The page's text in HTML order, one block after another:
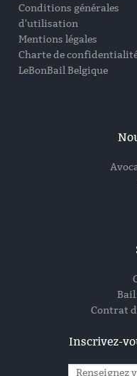
Conditions générales
d'utilisation
Mentions légales
Charte de
LeBonBail Belgique
Contrat
Inscrivez-